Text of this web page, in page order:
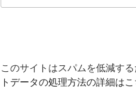
このサイトはスパムを低減す
トデータの処理方法の詳細は